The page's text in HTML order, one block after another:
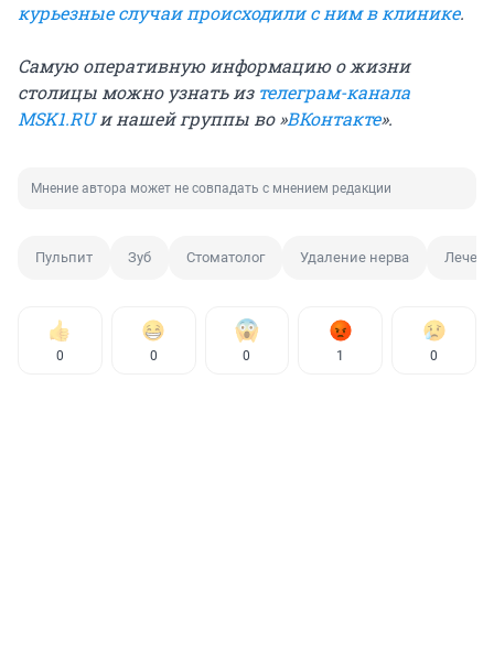
курьезные случаи происходили с ним в клинике.
Самую оперативную информацию о жизни
столицы можно узнать из телеграм-канала
MSK1.RUи нашей группы во »ВКонтакте».
Мнение автора может не совпадать с мнением редакции
Пульпит Зуб Стоматолог Удаление нерва
0 0 0 1 0